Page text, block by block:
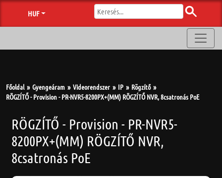
HUF
Főoldal Gyengeáram Videorendszer IP
Rögzítő
RÖGZÍTŐ - Provision - PR-NVR5-8200PX+(MM) RÖGZÍTŐ NVR, 8csatronás PoE
RÖGZÍTŐ - Provision - PR-NVR5-
8200PX+(MM) RÖGZÍTŐ NVR,
8csatronás PoE